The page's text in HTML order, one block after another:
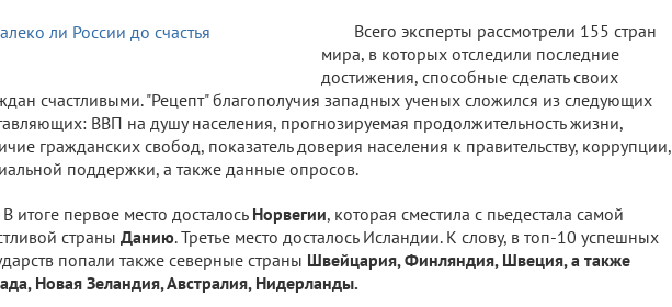
Всего эксперты рассмотрели 155 стран
мира, в которых отследили последние
достижения, способные сделать своих
счастливыми. "Рецепт" благополучия западных ученых сложился из следующих
ВВП на душу населения, прогнозируемая продолжительность жизни,
гражданских свобод, показатель доверия населения к правительству, коррупции,
поддержки, а также данные опросов.
В итоге первое место досталось Норвегии, которая сместила с пьедестала самой
страны Данию. Третье место досталось Исландии. К слову, в топ-10 успешных
попали также северные страны Швейцария, Финляндия, Швеция, а также
Новая Зеландия, Австралия, Нидерланды.